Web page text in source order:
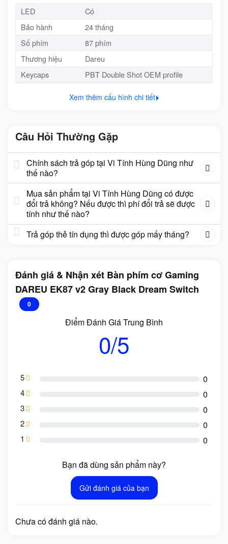
LED
Có
Bảo hành
24 tháng
Số phím
87 phím
Thương hiệu
Dareu
Keycaps
PBT Double Shot OEM profile
Xem thêm cấu hình chi tiết
Câu Hỏi Thường Gặp
Chính sách trả góp tại Vi Tính Hùng Dũng như
thế nào?
Mua sản phẩm tại Vi Tính Hùng Dũng có được
đổi trả không? Nếu được thì phí đổi trả sẽ được
tính như thế nào?
Trả góp thẻ tín dụng thì được góp mấy tháng?
Đánh giá & Nhận xét Bàn phím cơ Gaming
DAREU EK87 v2 Gray Black Dream Switch
0
Điểm Đánh Giá Trung Bình
0/5
5 0
4 0
3 0
2 0
1 0
Bạn đã dùng sản phẩm này?
Gửi đánh giá của bạn
Chưa có đánh giá nào.